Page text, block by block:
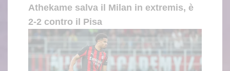
Athekame salva il Milan in extremis, è
2-2 contro il Pisa